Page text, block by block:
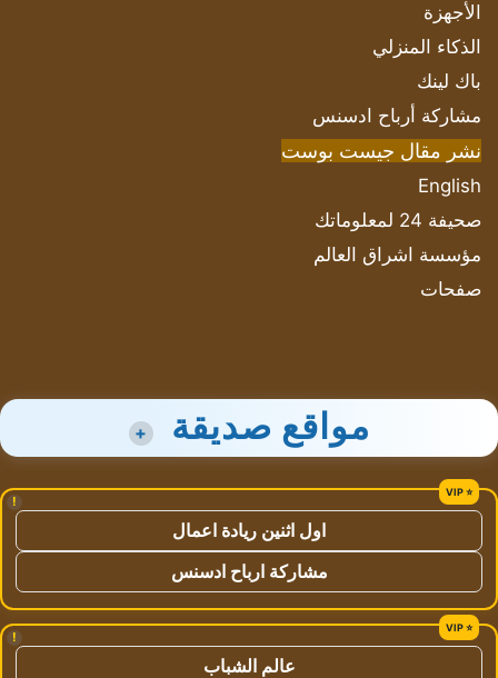
الأجهزة
الذكاء المنزلي
باك لينك
مشاركة أرباح ادسنس
نشر مقال جيست بوست
English
صحيفة 24 لمعلوماتك
مؤسسة اشراق العالم
صفحات
مواقع صديقة +
!
اول اثنين ريادة اعمال
مشاركة ارباح ادسنس
!
عالم الشباب